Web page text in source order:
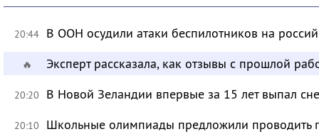
20:44 В ООН осудили атаки беспилотников на
🔥 Эксперт рассказала, как отзывы с прошлой
20:20 В Новой Зеландии впервые за 15 лет выпал
20:10 Школьные олимпиады предложили проводить